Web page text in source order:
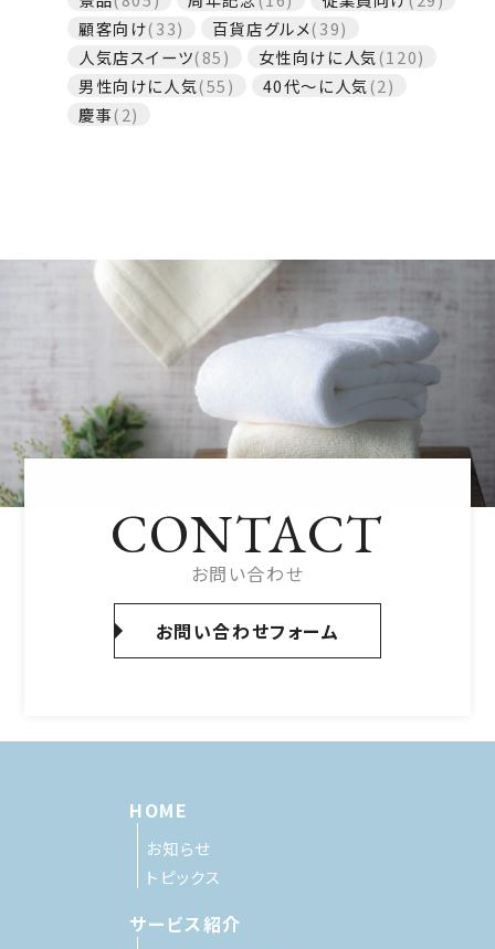
顧客向け(33) 百貨店グルメ(39)
人気店スイーツ(85) 女性向けに人気(120)
男性向けに人気(55) 40代～に人気(2)
慶事(2)
CONTACT
お問い合わせ
お問い合わせフォーム
HOME
お知らせ
トピックス
サービス紹介